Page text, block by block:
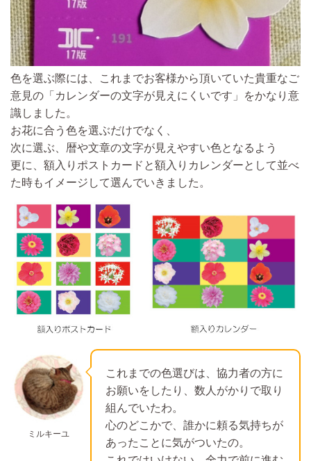
色を選ぶ際には、これまでお客様から頂いていた貴重なご
意見の「カレンダーの文字が見えにくいです」をかなり意
識しました。
お花に合う色を選ぶだけでなく、
次に選ぶ、暦や文章の文字が見えやすい色となるよう
更に、額入りポストカードと額入りカレンダーとして並べ
た時もイメージして選んでいきました。
ミルキーユ
これまでの色選びは、協力者の方に
お願いをしたり、数人がかりで取り
組んでいたわ。
心のどこかで、誰かに頼る気持ちが
あったことに気がついたの。